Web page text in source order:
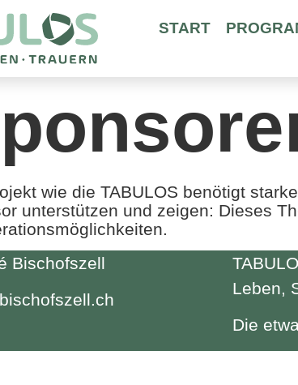
START
wie die TABULOS benötigt
unterstützen und zeigen: Dieses
Bischofszell
Leben,
Die